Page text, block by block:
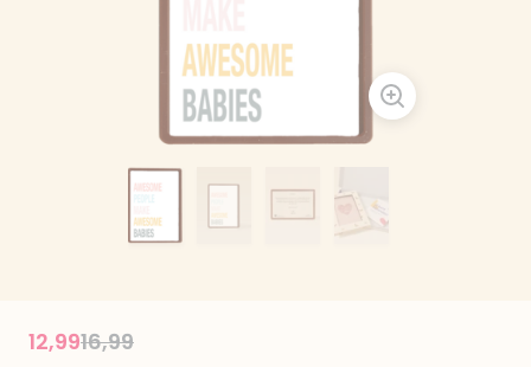
Price reduced from
16,99to
12,99